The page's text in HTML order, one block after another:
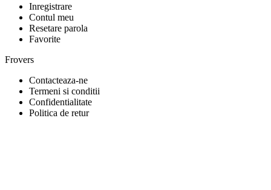
Inregistrare
Contul meu
Resetare parola
Favorite
Frovers
Contacteaza-ne
Termeni si conditii
Confidentialitate
Politica de retur